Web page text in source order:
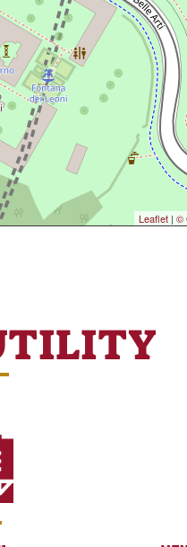
Leaflet | ©